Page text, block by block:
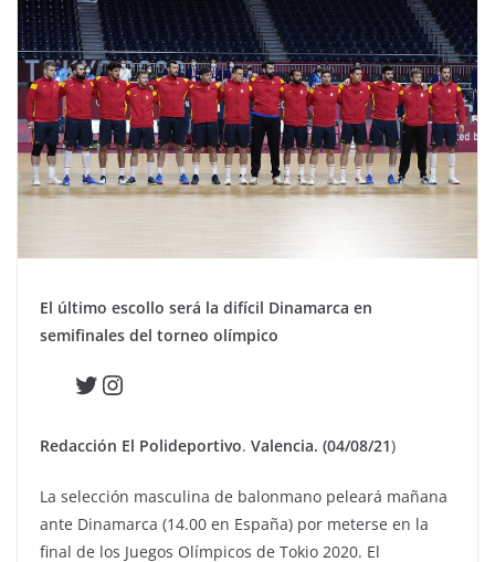
El último escollo será la difícil Dinamarca en
semifinales del torneo olímpico
Twitter
Instagram
Redacción El Polideportivo. Valencia. (04/08/21)
La selección masculina de balonmano peleará mañana
ante Dinamarca (14.00 en España) por meterse en la
final de los Juegos Olímpicos de Tokio 2020. El